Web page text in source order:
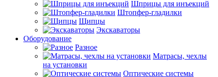
Шприцы для инъекций
Штопфер-гладилки
Щипцы
Экскаваторы
Оборудование
Разное
Матрасы, чехлы
на установки
Оптические системы